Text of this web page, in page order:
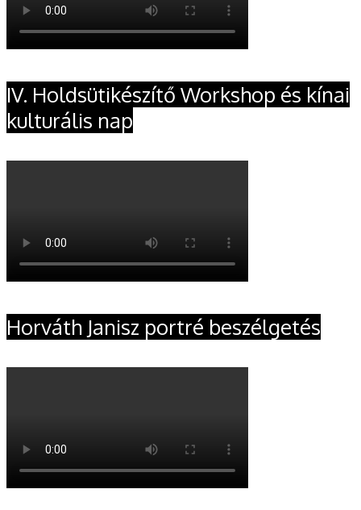
IV. Holdsütikészítő Workshop és kínai
kulturális nap
Horváth Janisz portré beszélgetés